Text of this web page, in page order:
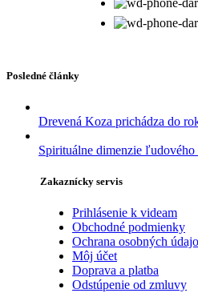
Posledné články
Drevená Koza prichádza do
Spirituálne dimenzie ľudového
Zakaznícky servis
Prihlásenie k videam
Obchodné podmienky
Ochrana osobných
Môj účet
Doprava a platba
Odstúpenie od zmluvy